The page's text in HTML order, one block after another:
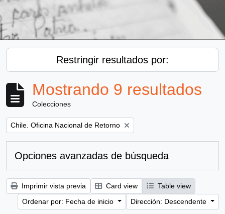
Restringir resultados por:
Mostrando 9 resultados
Colecciones
Remove filter:
Chile. Oficina Nacional de Retorno
Opciones avanzadas de búsqueda
Imprimir vista previa Card view
Table view
Ordenar por: Fecha de inicio
Dirección: Descendente